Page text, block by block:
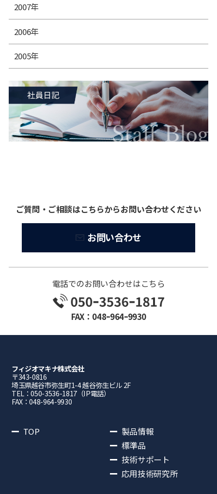
2007年
2006年
2005年
ご質問・ご相談はこちらからお問い合わせください
お問い合わせ
電話でのお問い合わせはこちら
FAX：048ｰ964ｰ9930
フィジオマキナ株式会社
〒343-0816
埼⽟県越⾕市弥⽣町1-4 越⾕弥⽣ビル 2F
TEL：050-3536-1817（IP電話）
FAX：048-964-9930
TOP
製品情報
標準品
技術サポート
応用技術研究所